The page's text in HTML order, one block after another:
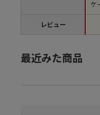
レビュー
ケ
最近みた商品